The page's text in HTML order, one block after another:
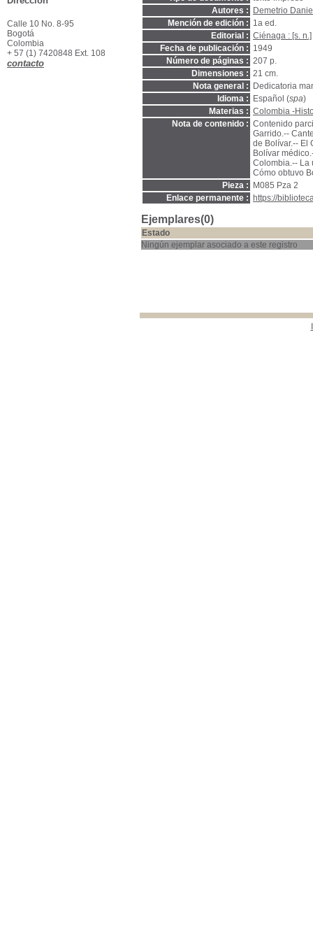
Autores :
Demetrio
Mención de edición : 1a ed.
Editorial : Ciénaga : [s. n.]
Fecha de publicación : 1949
Número de páginas : 207 p.
Dimensiones : 21 cm.
Nota general :
Dedicatoria
Idioma :
Español (spa)
Materias : Colombia -
Nota de contenido : Contenido
Garrido.--
de Bolívar.-- El
Bolívar
Colombia.-- La
Cómo obtuvo
Pieza :
M085 Pza 2
Enlace permanente :
https://
Ejemplares(0)
Estado
Ningún ejemplar asociado a este registro
Calle 10 No. 8-95
Bogotá
Colombia
+ 57 (1) 7420848 Ext. 108
contacto